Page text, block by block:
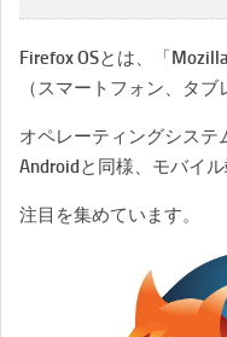
Firefox OSとは、「
（スマートフォン、タ
オペレーティングシステ
Androidと同様、モバイ
注目を集めています。